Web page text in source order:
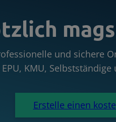
und sichere
KMU,
Erstelle einen